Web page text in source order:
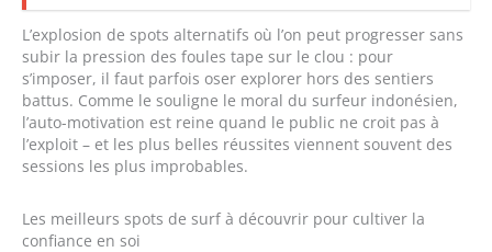
L’explosion de spots alternatifs où l’on peut progresser sans
subir la pression des foules tape sur le clou : pour
s’imposer, il faut parfois oser explorer hors des sentiers
battus. Comme le souligne le moral du surfeur indonésien,
l’auto-motivation est reine quand le public ne croit pas à
l’exploit – et les plus belles réussites viennent souvent des
sessions les plus improbables.
Les meilleurs spots de surf à découvrir pour cultiver la
confiance en soi